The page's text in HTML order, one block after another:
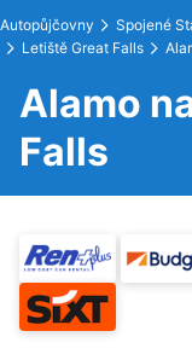
Autopůjčovny Spojené
Letiště Great Falls
Alamo
Falls